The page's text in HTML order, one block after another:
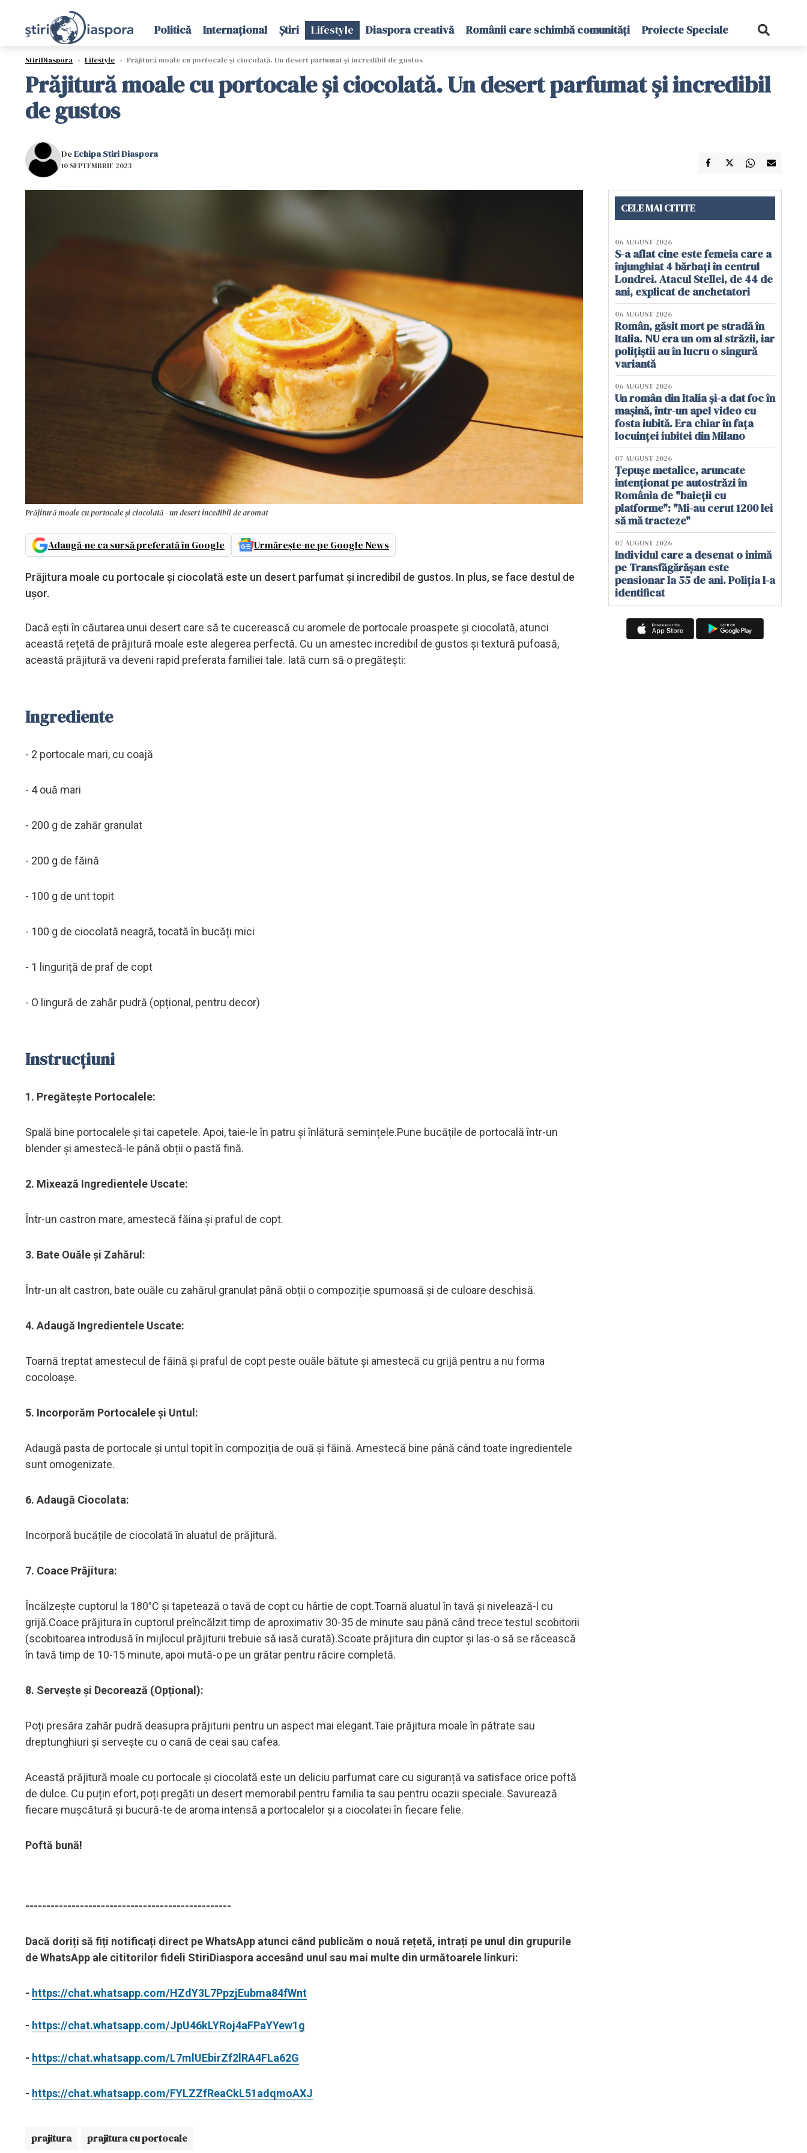
Politică Internațional Știri Lifestyle Diaspora creativă Românii care schimbă comunități Proiecte Speciale
StiriDiaspora › Lifestyle › Prăjitură moale cu portocale și ciocolată. Un desert parfumat și incredibil de gustos
Prăjitură moale cu portocale și ciocolată. Un desert parfumat și incredibil
de gustos
DeEchipa Stiri Diaspora
10 SEPTEMBRIE 2023
Prăjitură moale cu portocale și ciocolată - un desert incedibil de aromat
Adaugă-ne ca sursă preferată în Google Urmărește-ne pe Google News
Prăjitura moale cu portocale și ciocolată este un desert parfumat și incredibil de gustos. In plus, se face destul de
ușor.
Dacă ești în căutarea unui desert care să te cucerească cu aromele de portocale proaspete și ciocolată, atunci
această rețetă de prăjitură moale este alegerea perfectă. Cu un amestec incredibil de gustos și textură pufoasă,
această prăjitură va deveni rapid preferata familiei tale. Iată cum să o pregătești:
Ingrediente
- 2 portocale mari, cu coajă
- 4 ouă mari
- 200 g de zahăr granulat
- 200 g de făină
- 100 g de unt topit
- 100 g de ciocolată neagră, tocată în bucăți mici
- 1 linguriță de praf de copt
- O lingură de zahăr pudră (opțional, pentru decor)
Instrucțiuni
1. Pregătește Portocalele:
Spală bine portocalele și tai capetele. Apoi, taie-le în patru și înlătură semințele.Pune bucățile de portocală într-un
blender și amestecă-le până obții o pastă fină.
2. Mixează Ingredientele Uscate:
Într-un castron mare, amestecă făina și praful de copt.
3. Bate Ouăle și Zahărul:
Într-un alt castron, bate ouăle cu zahărul granulat până obții o compoziție spumoasă și de culoare deschisă.
4. Adaugă Ingredientele Uscate:
Toarnă treptat amestecul de făină și praful de copt peste ouăle bătute și amestecă cu grijă pentru a nu forma
cocoloașe.
5. Incorporăm Portocalele și Untul:
Adaugă pasta de portocale și untul topit în compoziția de ouă și făină. Amestecă bine până când toate ingredientele
sunt omogenizate.
6. Adaugă Ciocolata:
Incorporă bucățile de ciocolată în aluatul de prăjitură.
7. Coace Prăjitura:
Încălzește cuptorul la 180°C și tapetează o tavă de copt cu hârtie de copt.Toarnă aluatul în tavă și nivelează-l cu
grijă.Coace prăjitura în cuptorul preîncălzit timp de aproximativ 30-35 de minute sau până când trece testul scobitorii
(scobitoarea introdusă în mijlocul prăjiturii trebuie să iasă curată).Scoate prăjitura din cuptor și las-o să se răcească
în tavă timp de 10-15 minute, apoi mută-o pe un grătar pentru răcire completă.
8. Servește și Decorează (Opțional):
Poți presăra zahăr pudră deasupra prăjiturii pentru un aspect mai elegant.Taie prăjitura moale în pătrate sau
dreptunghiuri și servește cu o cană de ceai sau cafea.
Această prăjitură moale cu portocale și ciocolată este un deliciu parfumat care cu siguranță va satisface orice poftă
de dulce. Cu puțin efort, poți pregăti un desert memorabil pentru familia ta sau pentru ocazii speciale. Savurează
fiecare mușcătură și bucură-te de aroma intensă a portocalelor și a ciocolatei în fiecare felie.
Poftă bună!
-------------------------------------------------
Dacă doriți să fiți notificați direct pe WhatsApp atunci când publicăm o nouă rețetă, intrați pe unul din grupurile
de WhatsApp ale cititorilor fideli StiriDiaspora accesând unul sau mai multe din următoarele linkuri:
- https://chat.whatsapp.com/HZdY3L7PpzjEubma84fWnt
- https://chat.whatsapp.com/JpU46kLYRoj4aFPaYYew1g
- https://chat.whatsapp.com/L7mlUEbirZf2lRA4FLa62G
- https://chat.whatsapp.com/FYLZZfReaCkL51adqmoAXJ
prajitura prajitura cu portocale
CELE MAI CITITE
06 AUGUST 2026
S-a aflat cine este femeia care a
înjunghiat 4 bărbați în centrul
Londrei. Atacul Stellei, de 44 de
ani, explicat de anchetatori
06 AUGUST 2026
Român, găsit mort pe stradă în
Italia. NU era un om al străzii, iar
polițiștii au în lucru o singură
variantă
06 AUGUST 2026
Un român din Italia și-a dat foc în
mașină, într-un apel video cu
fosta iubită. Era chiar în fața
locuinței iubitei din Milano
07 AUGUST 2026
Țepușe metalice, aruncate
intenționat pe autostrăzi în
România de "baieții cu
platforme": "Mi-au cerut 1200 lei
să mă tracteze"
07 AUGUST 2026
Individul care a desenat o inimă
pe Transfăgărășan este
pensionar la 55 de ani. Poliția l-a
identificat